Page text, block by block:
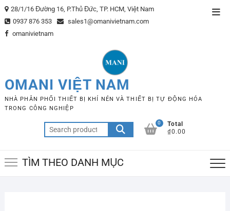
Skip
to
content
28/1/16 Đường 16, P.Thủ Đức, TP. HCM, Việt Nam
0937 876 353
sales1@omanivietnam.com
omanivietnam
OMANI VIỆT NAM
NHÀ PHÂN PHỐI THIẾT BỊ KHÍ NÉN VÀ THIẾT BỊ TỰ ĐỘNG HÓA
TRONG CÔNG NGHIỆP
Search
for:
0
Total
₫0.00
TÌM THEO DANH MỤC